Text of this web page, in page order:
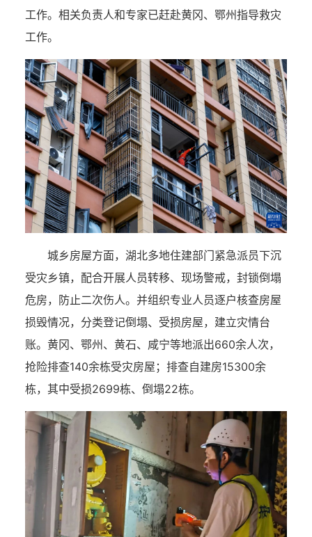
工作。相关负责人和专家已赶赴黄冈、鄂州指导救灾
工作。
城乡房屋方面，湖北多地住建部门紧急派员下沉
受灾乡镇，配合开展人员转移、现场警戒，封锁倒塌
危房，防止二次伤人。并组织专业人员逐户核查房屋
损毁情况，分类登记倒塌、受损房屋，建立灾情台
账。黄冈、鄂州、黄石、咸宁等地派出660余人次，
抢险排查140余栋受灾房屋；排查自建房15300余
栋，其中受损2699栋、倒塌22栋。